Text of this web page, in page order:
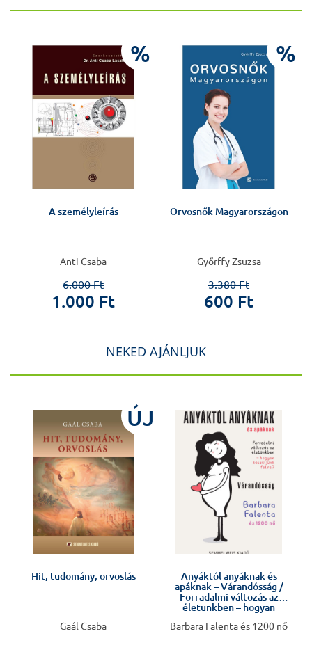
%
A személyleírás
Anti Csaba
6.000 Ft
1.000 Ft
%
Orvosnők Magyarországon
Győrffy Zsuzsa
3.380 Ft
600 Ft
NEKED AJÁNLJUK
ÚJ
Hit, tudomány, orvoslás
Gaál Csaba
Anyáktól anyáknak és
apáknak – Várandósság /
Forradalmi változás az
életünkben – hogyan
Barbara Falenta és 1200 nő